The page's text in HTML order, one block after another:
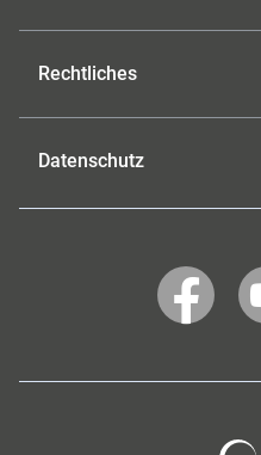
Rechtliches
Datenschutz
auf